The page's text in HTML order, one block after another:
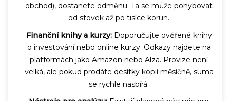
obchod), dostanete odměnu. Ta se může pohybovat
od stovek až po tisíce korun.
Finanční knihy a kurzy:Doporučujte ověřené knihy
o investování nebo online kurzy. Odkazy najdete na
platformách jako Amazon nebo Alza. Provize není
velká, ale pokud prodáte desítky kopií měsíčně, suma
se rychle nasbírá.